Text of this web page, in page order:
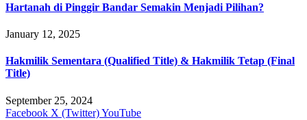
Hartanah di Pinggir Bandar Semakin Menjadi Pilihan?
January 12, 2025
Hakmilik Sementara (Qualified Title) & Hakmilik Tetap (Final
Title)
September 25, 2024
Facebook X (Twitter)YouTube